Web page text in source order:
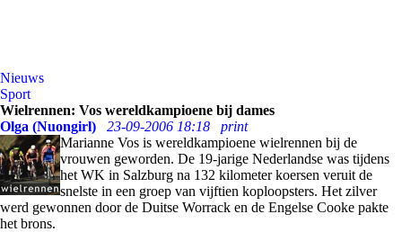
Nieuws
Sport
Wielrennen: Vos wereldkampioene bij dames
Olga (Nuongirl)
23-09-2006 18:18
print
Marianne Vos is wereldkampioene wielrennen bij de
vrouwen geworden. De 19-jarige Nederlandse was tijdens
het WK in Salzburg na 132 kilometer koersen veruit de
snelste in een groep van vijftien koploopsters. Het zilver
werd gewonnen door de Duitse Worrack en de Engelse Cooke pakte
het brons.